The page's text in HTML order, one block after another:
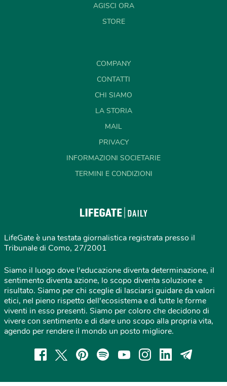
AGISCI ORA
STORE
COMPANY
CONTATTI
CHI SIAMO
LA STORIA
MAIL
PRIVACY
INFORMAZIONI SOCIETARIE
TERMINI E CONDIZIONI
LifeGate è una testata giornalistica registrata presso il
Tribunale di Como, 27/2001
Siamo il luogo dove l'educazione diventa determinazione, il
sentimento diventa azione, lo scopo diventa soluzione e
risultato. Siamo per chi sceglie di lasciarsi guidare da valori
etici, nel pieno rispetto dell'ecosistema e di tutte le forme
viventi in esso presenti. Siamo per coloro che decidono di
vivere con sentimento e di dare uno scopo alla propria vita,
agendo per rendere il mondo un posto migliore.